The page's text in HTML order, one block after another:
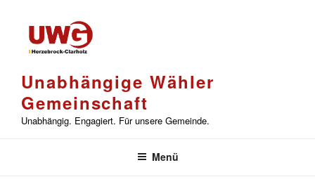
springen
Unabhängige Wähler
Gemeinschaft
Unabhängig. Engagiert. Für unsere Gemeinde.
Menü